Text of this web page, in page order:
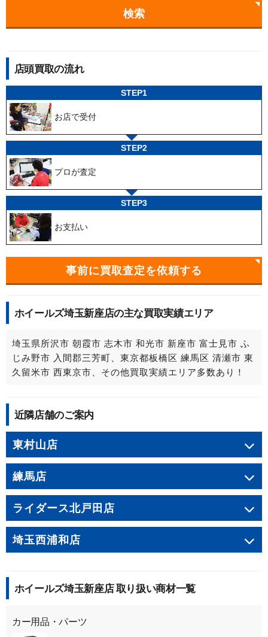
検索
店頭買取の流れ
STEP1
お店で受付
STEP2
プロが査定
STEP3
お支払い
事前に買取査定を依頼する
ホイールズ埼玉新座店の主な買取実績エリア
埼玉県所沢市 朝霞市 志木市 和光市 新座市 富士見市 ふ
じみ野市 入間郡三芳町、東京都板橋区 練馬区 清瀬市 東
久留米市 西東京市、その他買取実績エリア多数あり！
近隣店舗のご案内
東村山店
練馬店
ライダース北戸田店
埼玉西浦和店
ホイールズ埼玉新座店 取り扱い商材一覧
カー用品・パーツ